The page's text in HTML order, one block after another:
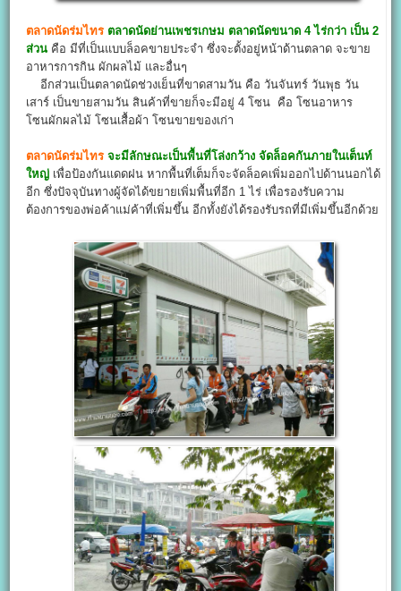
ตลาดนัดร่มไทร ตลาดนัดย่านเพชรเกษม ตลาดนัดขนาด 4 ไร่กว่า เป็น 2
ส่วน คือ มีที่เป็นแบบล็อคขายประจำ ซึ่งจะตั้งอยู่หน้าด้านตลาด จะขาย
อาหารการกิน ผักผลไม้ และอื่นๆ
อีกส่วนเป็นตลาดนัดช่วงเย็นที่ขาดสามวัน คือ วันจันทร์ วันพุธ วัน
เสาร์ เป็นขายสามวัน สินค้าที่ขายก็จะมีอยู่ 4 โซน คือ โซนอาหาร
โซนผักผลไม้ โซนเสื้อผ้า โซนขายของเก่า
ตลาดนัดร่มไทร จะมีลักษณะเป็นพื้นที่โล่งกว้าง จัดล็อคกันภายในเต็นท์
ใหญ่ เพื่อป้องกันแดดฝน หากพื้นที่เต็มก็จะจัดล็อคเพิ่มออกไปด้านนอกได้
อีก ซึ่งปัจจุบันทางผู้จัดได้ขยายเพิ่มพื้นที่อีก 1 ไร่ เพื่อรองรับความ
ต้องการของพ่อค้าแม่ค้าที่เพิ่มขึ้น อีกทั้งยังได้รองรับรถที่มีเพิ่มขึ้นอีกด้วย